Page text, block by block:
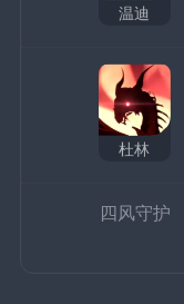
温迪
杜林
四风守护